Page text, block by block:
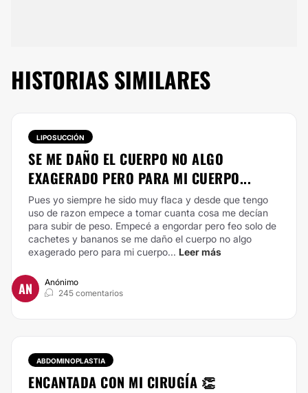
HISTORIAS SIMILARES
LIPOSUCCIÓN
SE ME DAÑO EL CUERPO NO ALGO
EXAGERADO PERO PARA MI CUERPO...
Pues yo siempre he sido muy flaca y desde que tengo
uso de razon empece a tomar cuanta cosa me decían
para subir de peso. Empecé a engordar pero feo solo de
cachetes y bananos se me daño el cuerpo no algo
exagerado pero para mi cuerpo... Leer más
AN
Anónimo
245 comentarios
ABDOMINOPLASTIA
ENCANTADA CON MI CIRUGÍA 👏